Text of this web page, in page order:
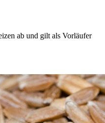
ab und gilt als Vorläufer